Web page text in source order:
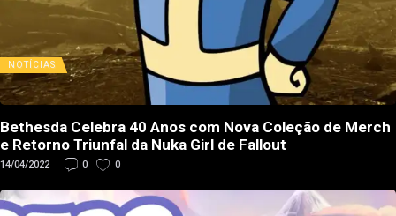
NOTÍCIAS
Bethesda Celebra 40 Anos com Nova Coleção de Merch
e Retorno Triunfal da Nuka Girl de Fallout
14/04/2022 0 0